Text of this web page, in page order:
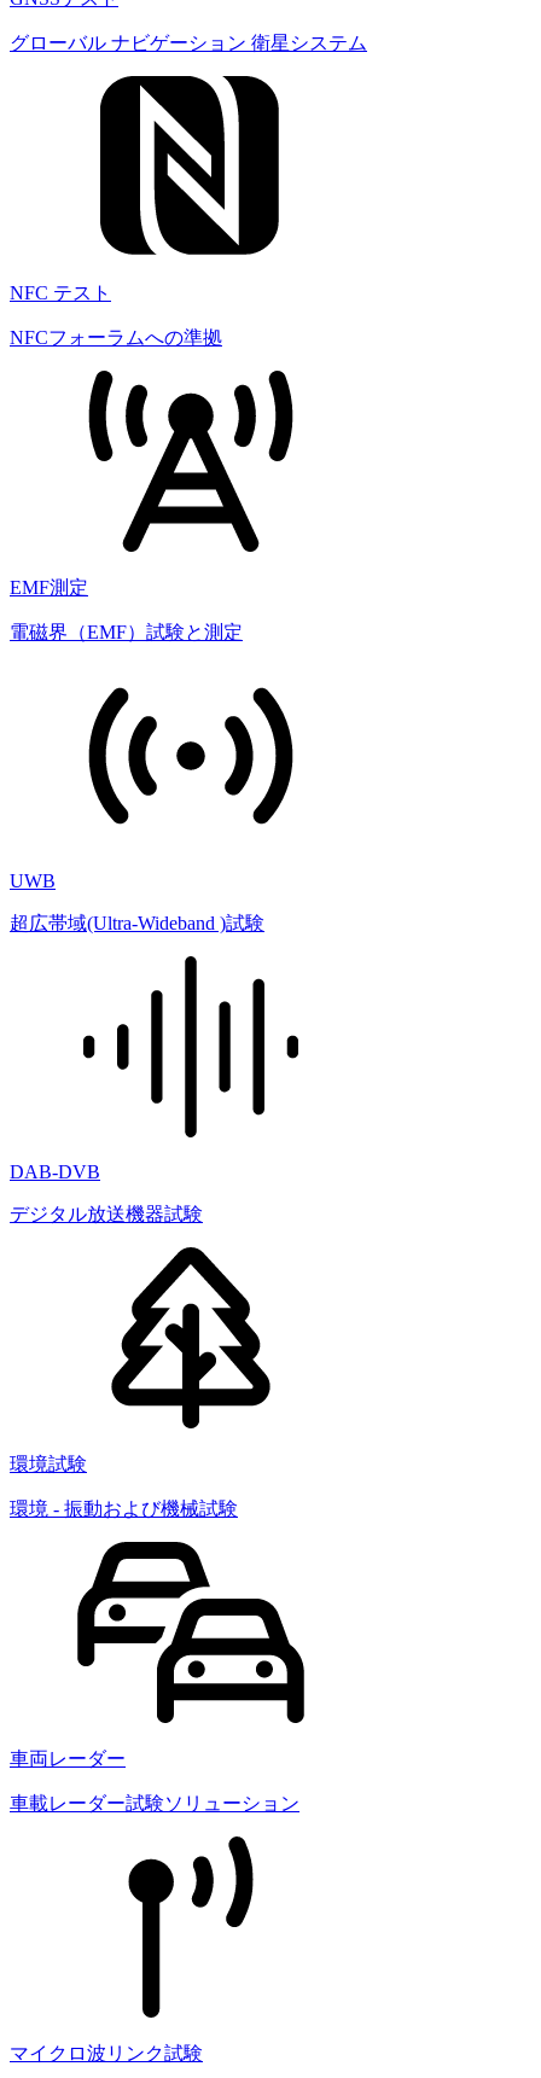
グローバル ナビゲーション 衛星システム
NFC テスト
NFCフォーラムへの準拠
EMF測定
電磁界（EMF）試験と測定
UWB
超広帯域(Ultra-Wideband )試験
DAB-DVB
デジタル放送機器試験
環境試験
環境 - 振動および機械試験
車両レーダー
車載レーダー試験ソリューション
マイクロ波リンク試験